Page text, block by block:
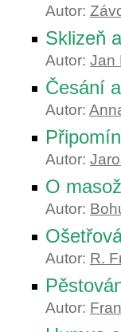
Autor:
Sklizeň
Autor: Jan
Česání
Autor:
Autor:
O
Autor:
Autor: R.
Autor: